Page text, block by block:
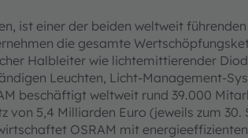
ist einer der beiden weltweit
die gesamte
Halbleiter wie lichtemittierender
Leuchten, Licht-Management-
beschäftigt weltweit rund 39.000
von 5,4 Milliarden Euro (jeweils zum 30.
OSRAM mit